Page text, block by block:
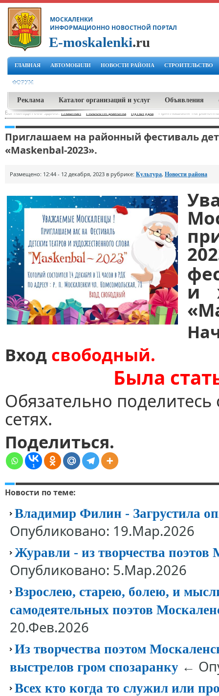
МОСКАЛЕНКИ
ИНФОРМАЦИОННО НОВОСТНОЙ ПОРТАЛ
E-moskalenki.ru
ГЛАВНАЯ АВТОМОБИЛИ НОВОСТИ РАЙОНА СТРОИТЕЛЬСТВО
ФОРУМ
Реклама Каталог организаций и услуг Объявления
Вы находитесь здесь:Главная-Новости района Культура Приглашаем на
Приглашаем на районный фестиваль
«Мaskenbal-2023».
Размещено: 12:44 - 12 декабря, 2023 в рубрике: Культура, Новости района
и
Вход свободный.
Была
Обязательно
сетях.
Поделиться.
1
Новости по теме:
Владимир Филин - Загрустила
Опубликовано: 19.Мар.2026
Журавли - из творчества поэтов
Опубликовано: 5.Мар.2026
Взрослею, старею, болею, и
самодеятельных поэтов
20.Фев.2026
Из творчества поэтом
выстрелов гром спозаранку ←
Всех кто когда то служил или